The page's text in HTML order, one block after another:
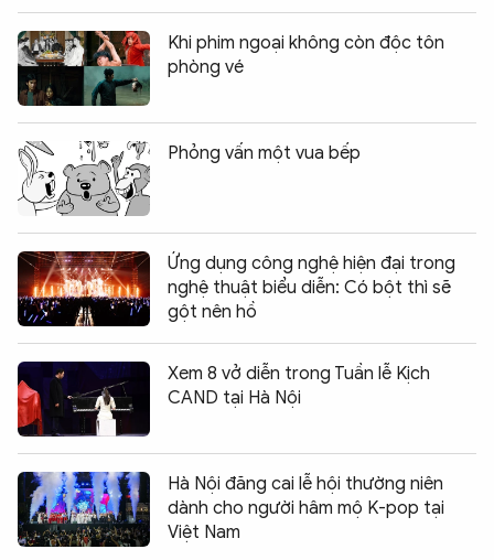
Khi phim ngoại không còn độc tôn
phòng vé
Phỏng vấn một vua bếp
Ứng dụng công nghệ hiện đại trong
nghệ thuật biểu diễn: Có bột thì sẽ
gột nên hồ
Xem 8 vở diễn trong Tuần lễ Kịch
CAND tại Hà Nội
Hà Nội đăng cai lễ hội thường niên
dành cho người hâm mộ K-pop tại
Việt Nam